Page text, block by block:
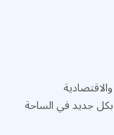
جديد في الساحة